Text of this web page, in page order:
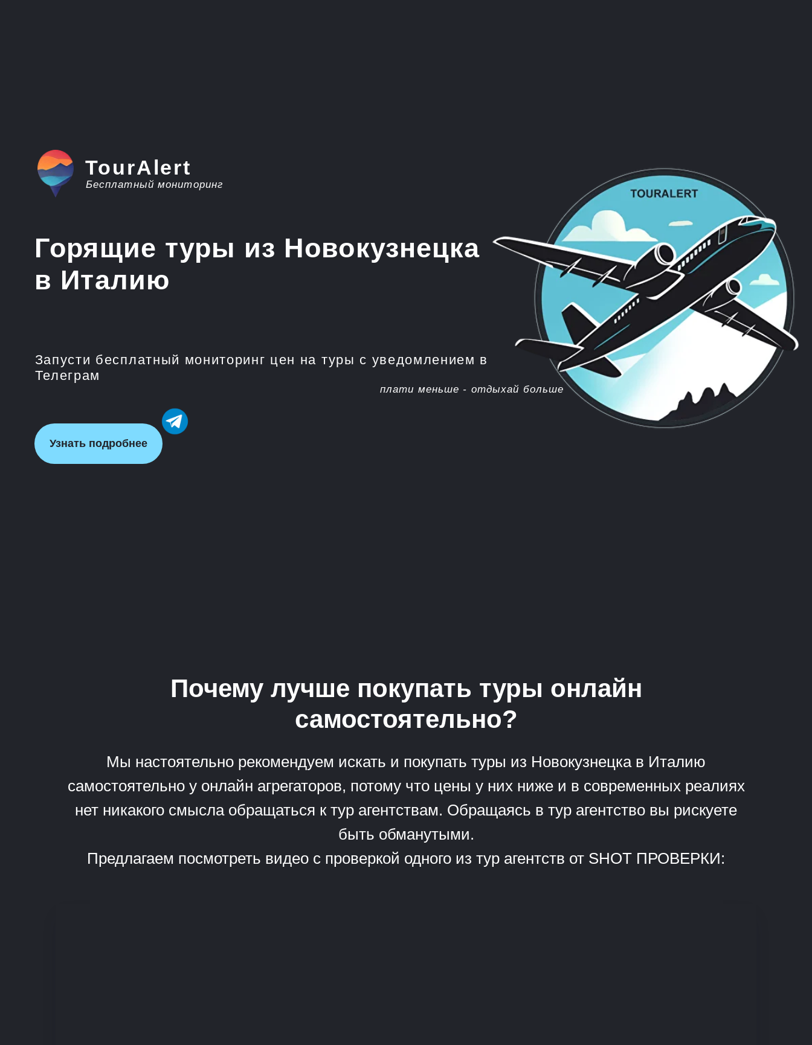
в Италию
Бесплатный мониторинг
Почему лучше покупать туры онлайн
самостоятельно?
Мы настоятельно рекомендуем искать и покупать туры из Новокузнецка в Италию
самостоятельно у онлайн агрегаторов, потому что цены у них ниже и в современных реалиях
нет никакого смысла обращаться к тур агентствам. Обращаясь в тур агентство вы рискуете
быть обманутыми.
Предлагаем посмотреть видео с проверкой одного из тур агентств от SHOT ПРОВЕРКИ: